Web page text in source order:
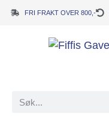
FRI FRAKT OVER 800,-